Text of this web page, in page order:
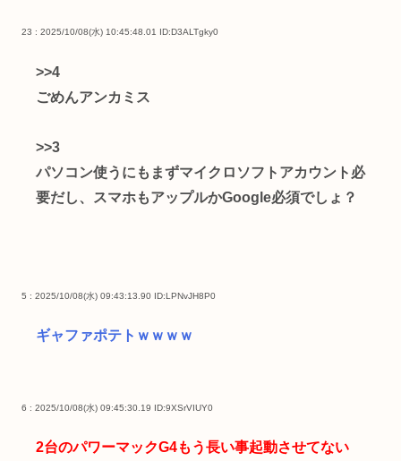
23 : 2025/10/08(水) 10:45:48.01 ID:D3ALTgky0
>>4
ごめんアンカミス
>>3
パソコン使うにもまずマイクロソフトアカウント必
要だし、スマホもアップルかGoogle必須でしょ？
5 : 2025/10/08(水) 09:43:13.90 ID:LPNvJH8P0
ギャファポテトｗｗｗｗ
6 : 2025/10/08(水) 09:45:30.19 ID:9XSrVIUY0
2台のパワーマックG4もう長い事起動させてない